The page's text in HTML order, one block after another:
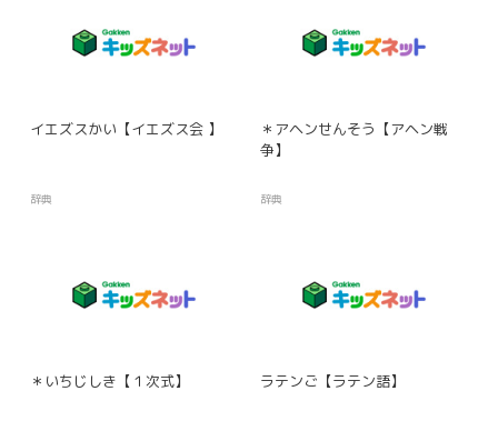
イエズスかい【イエズス会 】
辞典
＊アヘンせんそう【アヘン戦
争】
辞典
＊いちじしき【１次式】 ラテンご【ラテン語】